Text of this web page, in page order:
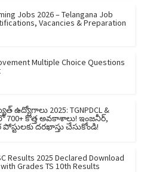
Jobs 2026 – Telangana Job
Vacancies & Preparation
Multiple Choice Questions
ఉద్యోగాలు 2025: TGNPDCL &
700+ కొత్త అవకాశాలు! ఇంజనీర్,
దరఖాస్తు చేసుకోండి!
Results 2025 Declared Download
Grades TS 10th Results